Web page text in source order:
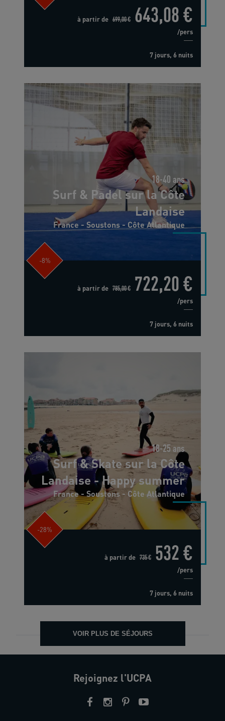
à partir de 699,00 € 643,08 €
/pers
7 jours, 6 nuits
18-40 ans
Surf & Padel sur la Côte
Landaise
France - Soustons - Côte Atlantique
-8%
à partir de 785,00 € 722,20 €
/pers
7 jours, 6 nuits
18-25 ans
Surf & Skate sur la Côte
Landaise - Happy summer
France - Soustons - Côte Atlantique
-28%
à partir de 735 € 532 €
/pers
7 jours, 6 nuits
VOIR PLUS DE SÉJOURS
Rejoignez l'UCPA